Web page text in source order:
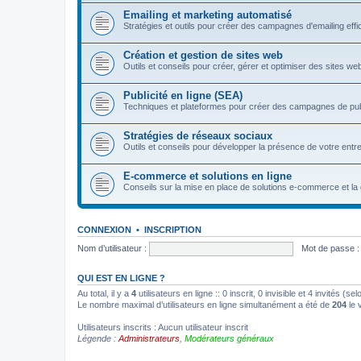
Emailing et marketing automatisé
Stratégies et outils pour créer des campagnes d'emailing
Création et gestion de sites web
Outils et conseils pour créer, gérer et optimiser des sites
Publicité en ligne (SEA)
Techniques et plateformes pour créer des campagnes de
Stratégies de réseaux sociaux
Outils et conseils pour développer la présence de votre
E-commerce et solutions en ligne
Conseils sur la mise en place de solutions e-commerce et
CONNEXION • INSCRIPTION
Nom d’utilisateur :
Mot de passe :
QUI EST EN LIGNE ?
Au total, il y a 4 utilisateurs en ligne :: 0 inscrit, 0 invisible et 4 invités
Le nombre maximal d’utilisateurs en ligne simultanément a été de 204 le
Utilisateurs inscrits : Aucun utilisateur inscrit
Légende : Administrateurs Modérateurs généraux